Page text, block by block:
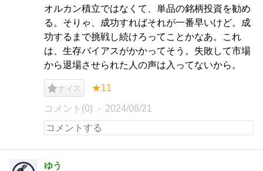
オルカン積立ではなくて、単品の銘柄投資を勧め
る。そりゃ、成功すればそれが一番早いけど。成
功するまで挑戦し続けろってことかなあ。これ
は、生存バイアスがかかってそう。失敗して市場
から退場させられた人の声は入ってないから。
ナイス ★11
コメント(0) 2024/08/21
ゆう